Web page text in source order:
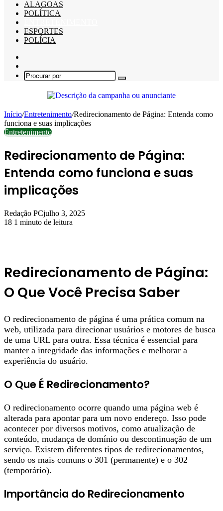
ALAGOAS
POLÍTICA
ESPORTES
POLÍCIA
skin
Procurar
Início/Entretenimento/Redirecionamento de Página: Entenda como
funciona e suas implicações
Entretenimento
Redirecionamento de Página:
Entenda como funciona e suas
implicações
Redação PCjulho 3, 2025
18 1 minuto de leitura
Redirecionamento de Página:
O Que Você Precisa Saber
O redirecionamento de página é uma prática comum na
web, utilizada para direcionar usuários e motores de busca
de uma URL para outra. Essa técnica é essencial para
manter a integridade das informações e melhorar a
experiência do usuário.
O Que É Redirecionamento?
O redirecionamento ocorre quando uma página web é
alterada para apontar para um novo endereço. Isso pode
acontecer por diversos motivos, como atualização de
conteúdo, mudança de domínio ou descontinuação de um
serviço. Existem diferentes tipos de redirecionamentos,
sendo os mais comuns o 301 (permanente) e o 302
(temporário).
Importância do Redirecionamento